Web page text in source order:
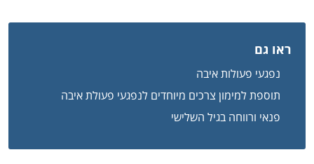
ראו גם
נפגעי פעולות איבה
תוספת למימון צרכים מיוחדים לנפגעי פעולת איבה
פנאי ורווחה בגיל השלישי